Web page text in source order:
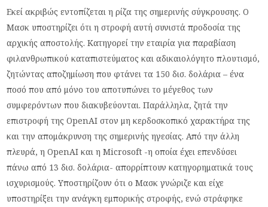
Εκεί ακριβώς εντοπίζεται η ρίζα της σημερινής σύγκρουσης. Ο
Μασκ υποστηρίζει ότι η στροφή αυτή συνιστά προδοσία της
αρχικής αποστολής. Κατηγορεί την εταιρία για παραβίαση
φιλανθρωπικού καταπιστεύματος και αδικαιολόγητο πλουτισμό,
ζητώντας αποζημίωση που φτάνει τα 150 δισ. δολάρια – ένα
ποσό που από μόνο του αποτυπώνει το μέγεθος των
συμφερόντων που διακυβεύονται. Παράλληλα, ζητά την
επιστροφή της OpenAI στον μη κερδοσκοπικό χαρακτήρα της
και την απομάκρυνση της σημερινής ηγεσίας. Από την άλλη
πλευρά, η OpenAI και η Microsoft -η οποία έχει επενδύσει
πάνω από 13 δισ. δολάρια- απορρίπτουν κατηγορηματικά τους
ισχυρισμούς. Υποστηρίζουν ότι ο Μασκ γνώριζε και είχε
υποστηρίξει την ανάγκη εμπορικής στροφής, ενώ στράφηκε